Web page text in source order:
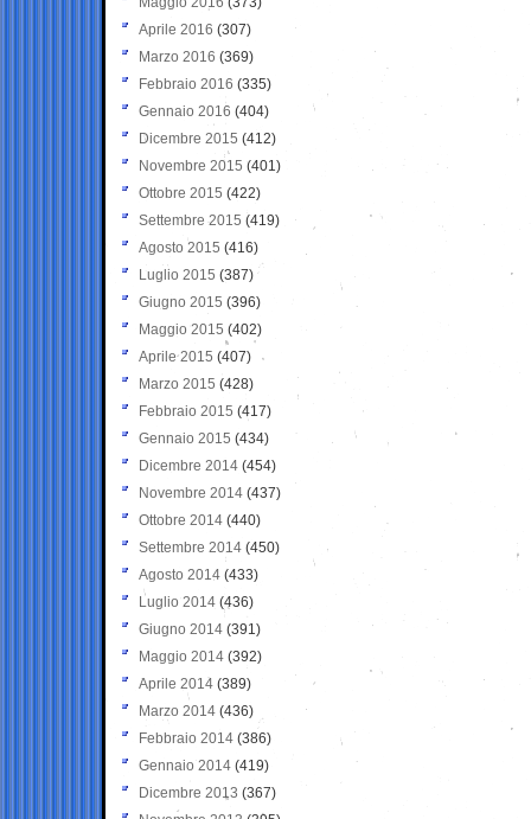
Aprile 2016 (307)
Marzo 2016 (369)
Febbraio 2016 (335)
Gennaio 2016 (404)
Dicembre 2015 (412)
Novembre 2015 (401)
Ottobre 2015 (422)
Settembre 2015 (419)
Agosto 2015 (416)
Luglio 2015 (387)
Giugno 2015 (396)
Maggio 2015 (402)
Aprile 2015 (407)
Marzo 2015 (428)
Febbraio 2015 (417)
Gennaio 2015 (434)
Dicembre 2014 (454)
Novembre 2014 (437)
Ottobre 2014 (440)
Settembre 2014 (450)
Agosto 2014 (433)
Luglio 2014 (436)
Giugno 2014 (391)
Maggio 2014 (392)
Aprile 2014 (389)
Marzo 2014 (436)
Febbraio 2014 (386)
Gennaio 2014 (419)
Dicembre 2013 (367)